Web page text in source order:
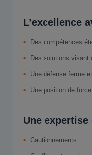
L’excellence
Des compétences
Des solutions visant
Une défense ferme
Une position de
Une
Cautionnements